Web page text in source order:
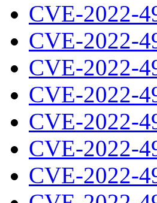
CVE-2022-
CVE-2022-
CVE-2022-
CVE-2022-
CVE-2022-
CVE-2022-
CVE-2022-